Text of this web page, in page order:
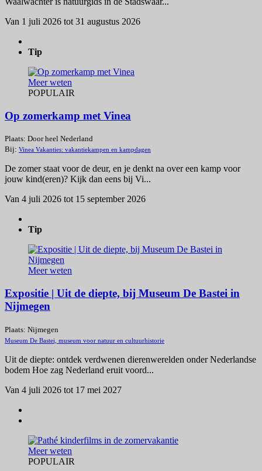
Van 1 juli 2026 tot 31 augustus 2026
Tip
Meer weten
POPULAIR
Op zomerkamp met Vinea
Plaats: Door heel Nederland
Bij: Vinea Vakanties: vakantiekampen en kampdagen
De zomer staat voor de deur, en je denkt na over een kamp voor
jouw kind(eren)? Kijk dan eens bij Vi...
Van 4 juli 2026 tot 15 september 2026
Tip
Meer weten
Expositie | Uit de diepte, bij Museum De Bastei in
Nijmegen
Plaats: Nijmegen
Museum De Bastei, museum voor natuur en cultuurhistorie
Uit de diepte: ontdek verdwenen dierenwerelden onder Nederlandse
bodem Hoe zag Nederland eruit voord...
Van 4 juli 2026 tot 17 mei 2027
Meer weten
POPULAIR